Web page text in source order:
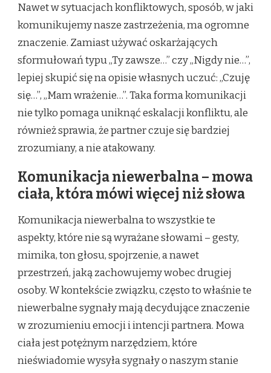
Nawet w sytuacjach konfliktowych, sposób, w jaki
komunikujemy nasze zastrzeżenia, ma ogromne
znaczenie. Zamiast używać oskarżających
sformułowań typu „Ty zawsze…” czy „Nigdy nie…”,
lepiej skupić się na opisie własnych uczuć: „Czuję
się…”, „Mam wrażenie…”. Taka forma komunikacji
nie tylko pomaga uniknąć eskalacji konfliktu, ale
również sprawia, że partner czuje się bardziej
zrozumiany, a nie atakowany.
Komunikacja niewerbalna – mowa
ciała, która mówi więcej niż słowa
Komunikacja niewerbalna to wszystkie te
aspekty, które nie są wyrażane słowami – gesty,
mimika, ton głosu, spojrzenie, a nawet
przestrzeń, jaką zachowujemy wobec drugiej
osoby. W kontekście związku, często to właśnie te
niewerbalne sygnały mają decydujące znaczenie
w zrozumieniu emocji i intencji partnera. Mowa
ciała jest potężnym narzędziem, które
nieświadomie wysyła sygnały o naszym stanie